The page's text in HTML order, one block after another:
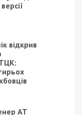
нам змогу
ЗМІ, а вам -
під ними.
News. Слідкуйте